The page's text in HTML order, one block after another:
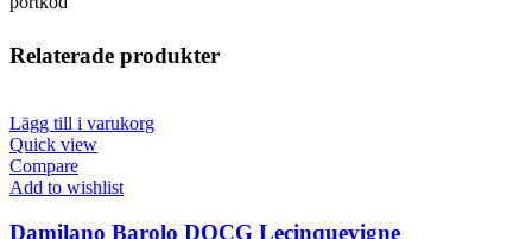
Relaterade produkter
Lägg till i varukorg
Quick view
Compare
Add to wishlist
Damilano Barolo DOCG Lecinquevigne